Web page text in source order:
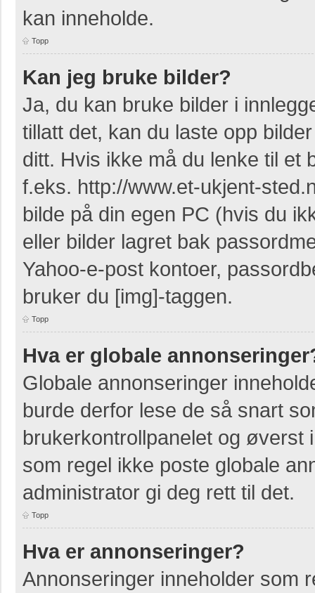
kan inneholde.
Topp
Kan jeg bruke bilder?
Ja, du kan bruke bilder i
tillatt det, kan du laste opp
ditt. Hvis ikke må du lenke til et
f.eks. http://www.et-ukjent-
bilde på din egen PC (hvis du
eller bilder lagret bak
Yahoo-e-post kontoer,
bruker du [img]-taggen.
Topp
Hva er globale
Globale annonseringer
burde derfor lese de så snart
brukerkontrollpanelet og øverst
som regel ikke poste globale
administrator gi deg rett til det.
Topp
Hva er annonseringer?
Annonseringer inneholder som